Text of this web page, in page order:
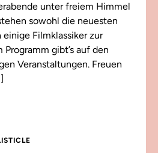
unter freiem Himmel
sowohl die neuesten
Filmklassiker zur
gibt’s auf den
Veranstaltungen. Freuen